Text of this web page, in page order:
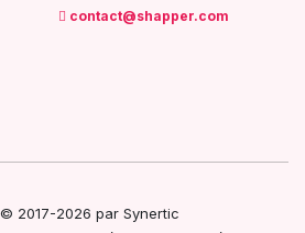
contact@shapper.com
2017-2026 par Synertic